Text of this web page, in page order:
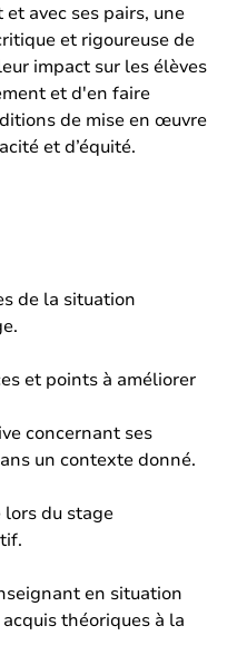
avec ses pairs, une
et rigoureuse de
impact sur les élèves
et d'en faire
de mise en œuvre
et d’équité.
de la situation
et points à améliorer
concernant ses
un contexte donné.
lors du stage
en situation
théoriques à la